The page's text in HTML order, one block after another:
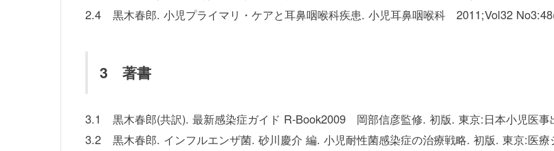
2.4
黒木春郎. 小児プライマリ・ケアと耳鼻咽喉科疾患. 小児耳鼻咽喉科 2011;Vol32
3 著書
3.1
黒木春郎(共訳). 最新感染症ガイド R-Book2009 岡部信彦監修. 初版. 東京:日本小児医事
3.2
黒木春郎. インフルエンザ菌. 砂川慶介 編. 小児耐性菌感染症の治療戦略. 初版. 東京:医